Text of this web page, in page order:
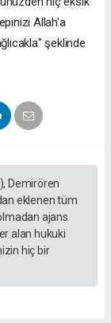
Allah'a
şeklinde
Demirören
eklenen tüm
ajans
alan hukuki
hiç bir